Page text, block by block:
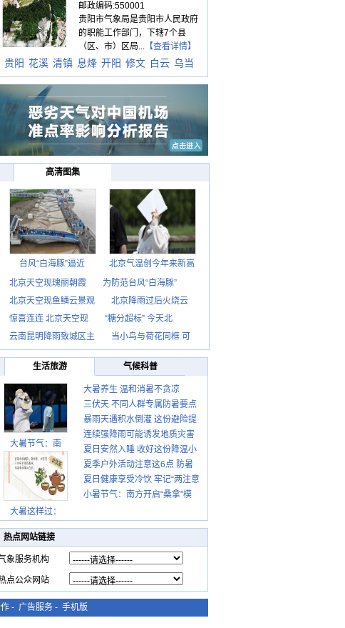
邮政编码:550001
贵阳市气象局是贵阳市人民政府
的职能工作部门，下辖7个县
（区、市）区局... 【查看详情】
贵阳 花溪 清镇 息烽 开阳 修文 白云 乌当
高清图集
台风“白海豚”逼近
北京气温创今年来新高
北京天空现瑰丽朝霞
为防范台风“白海豚”
北京天空现鱼鳞云景观
北京降雨过后火烧云
惊
惊喜连连 北京天空现
“糖分超标” 今天北
云南昆明降雨致城区主
当小鸟与荷花同框 可
生活旅游 气候科普
大暑节气：南
大暑这样过：
大暑养生 温和消暑不贪凉
三伏天 不同人群专属防暑要点
请收好
暴雨天遇积水倒灌 这份避险提
示请收好
连续强降雨可能诱发地质灾害
这些前兆要知道
夏日安然入睡 收好这份降温小
贴士
夏季户外活动注意这6点 防暑
健身两不误
夏日健康享受冷饮 牢记“两注意
一控制”
小暑节气：南方开启“桑拿”模
热点网站链接
象服务机构
点公众网站
- 广告服务 - 手机版